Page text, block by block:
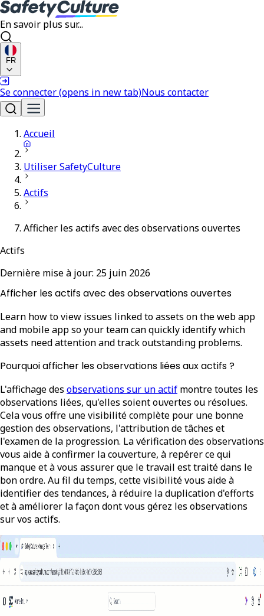
En savoir plus sur...
FR
Se connecter(opens in new tab)Nous contacter
Accueil
Utiliser SafetyCulture
Actifs
Afficher les actifs avec des observations ouvertes
Actifs
Dernière mise à jour: 25 juin 2026
Afficher les actifs avec des observations ouvertes
Learn how to view issues linked to assets on the web app
and mobile app so your team can quickly identify which
assets need attention and track outstanding problems.
Pourquoi afficher les observations liées aux actifs ?
L'affichage des observations sur un actif montre toutes les
observations liées, qu'elles soient ouvertes ou résolues.
Cela vous offre une visibilité complète pour une bonne
gestion des observations, l'attribution de tâches et
l'examen de la progression. La vérification des observations
vous aide à confirmer la couverture, à repérer ce qui
manque et à vous assurer que le travail est traité dans le
bon ordre. Au fil du temps, cette visibilité vous aide à
identifier des tendances, à réduire la duplication d'efforts
et à améliorer la façon dont vous gérez les observations
sur vos actifs.